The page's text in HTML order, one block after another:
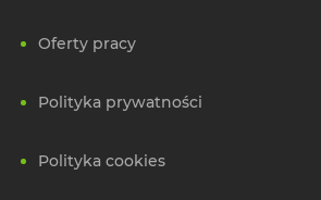
Oferty pracy
Polityka prywatności
Polityka cookies